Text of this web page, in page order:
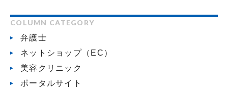
COLUMN CATEGORY
弁護士
ネットショップ（EC）
美容クリニック
ポータルサイト